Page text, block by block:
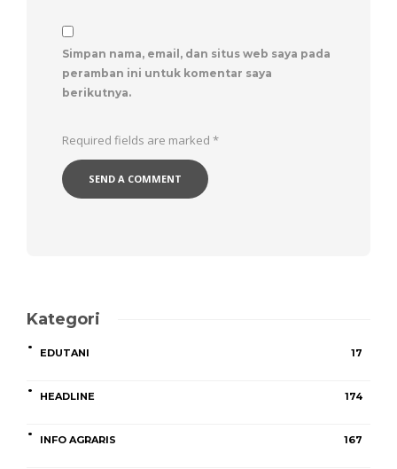
Simpan nama, email, dan situs web saya pada
peramban ini untuk komentar saya
berikutnya.
Required fields are marked *
Kategori
EDUTANI 17
HEADLINE 174
INFO AGRARIS 167